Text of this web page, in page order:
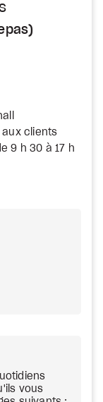
clients
9 h 30 à 17 h
vous